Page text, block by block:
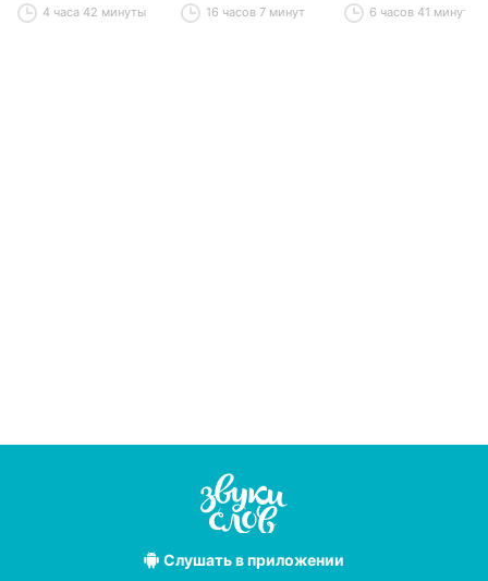
4 часа 42 минуты 16 часов 7 минут 6 часов 41 минута
Слушатьв приложении
Лучшие